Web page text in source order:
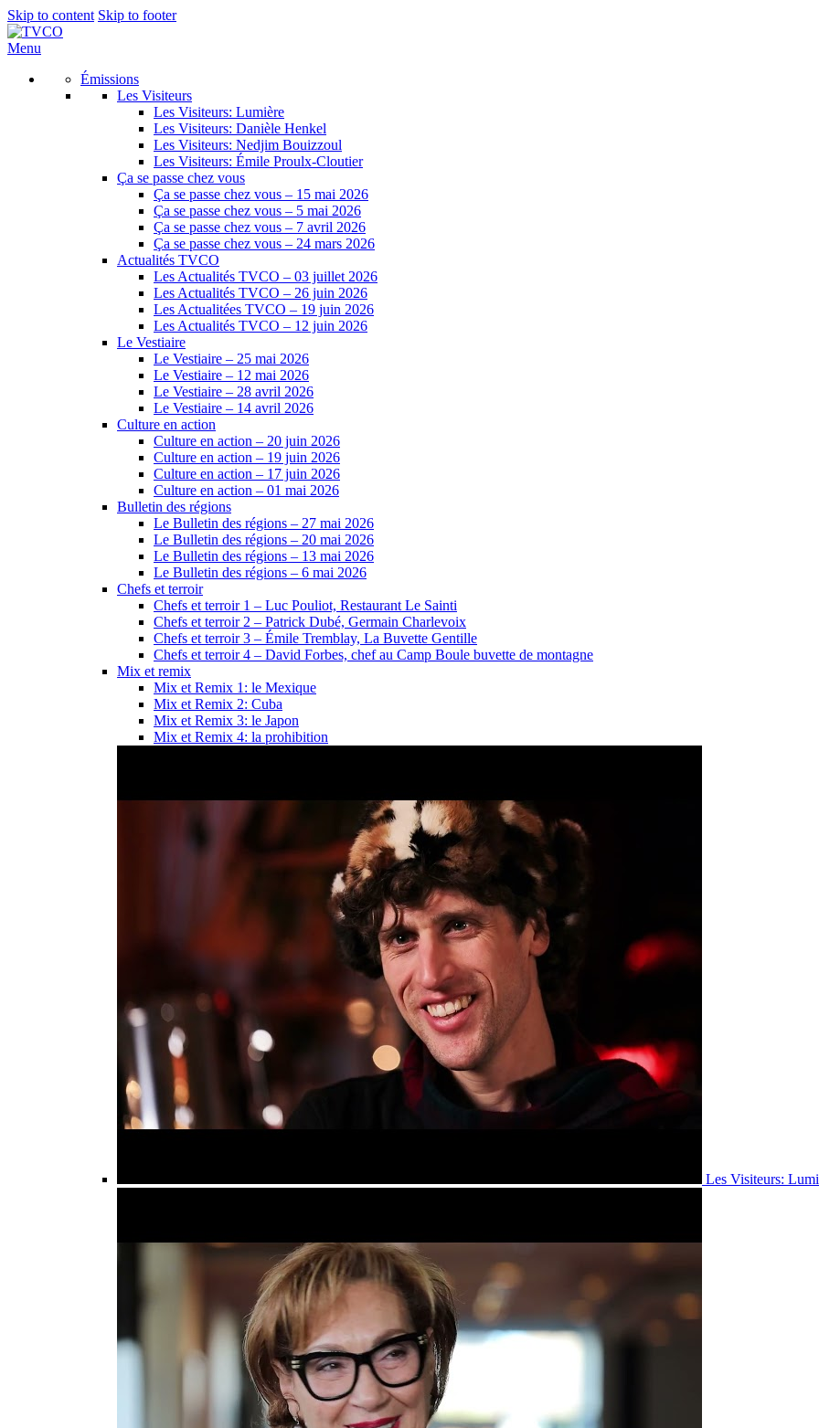
Skip to content Skip to footer
Menu
Émissions
Les Visiteurs
Les Visiteurs: Lumière
Les Visiteurs: Danièle Henkel
Les Visiteurs: Nedjim Bouizzoul
Les Visiteurs: Émile Proulx-Cloutier
Ça se passe chez vous
Ça se passe chez vous – 15 mai 2026
Ça se passe chez vous – 5 mai 2026
Ça se passe chez vous – 7 avril 2026
Ça se passe chez vous – 24 mars 2026
Actualités TVCO
Les Actualités TVCO – 03 juillet 2026
Les Actualités TVCO – 26 juin 2026
Les Actualitées TVCO – 19 juin 2026
Les Actualités TVCO – 12 juin 2026
Le Vestiaire
Le Vestiaire – 25 mai 2026
Le Vestiaire – 12 mai 2026
Le Vestiaire – 28 avril 2026
Le Vestiaire – 14 avril 2026
Culture en action
Culture en action – 20 juin 2026
Culture en action – 19 juin 2026
Culture en action – 17 juin 2026
Culture en action – 01 mai 2026
Bulletin des régions
Le Bulletin des régions – 27 mai 2026
Le Bulletin des régions – 20 mai 2026
Le Bulletin des régions – 13 mai 2026
Le Bulletin des régions – 6 mai 2026
Chefs et terroir
Chefs et terroir 1 – Luc Pouliot, Restaurant Le Sainti
Chefs et terroir 2 – Patrick Dubé, Germain Charlevoix
Chefs et terroir 3 – Émile Tremblay, La Buvette Gentille
Chefs et terroir 4 – David Forbes, chef au Camp Boule buvette de montagne
Mix et remix
Mix et Remix 1: le Mexique
Mix et Remix 2: Cuba
Mix et Remix 3: le Japon
Mix et Remix 4: la prohibition
Les Visiteurs: